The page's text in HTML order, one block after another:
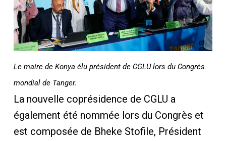
Le maire de Konya élu président de CGLU lors du Congrès
mondial de Tanger.
La nouvelle coprésidence de CGLU a
également été nommée lors du Congrès et
est composée de Bheke Stofile, Président